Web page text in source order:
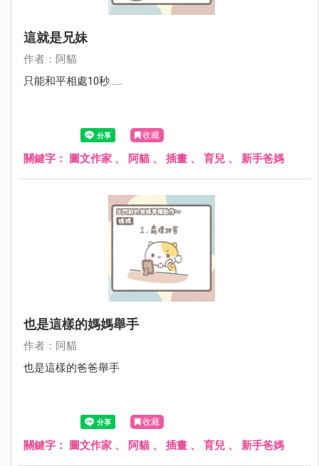
這就是兄妹
作者：阿貓
只能和平相處10秒......
收藏
關鍵字： 圖文作家 、 阿貓 、 插畫 、 育兒 、 新手爸媽
也是這樣的媽媽舉手
作者：阿貓
也是這樣的爸爸舉手
收藏
關鍵字： 圖文作家 、 阿貓 、 插畫 、 育兒 、 新手爸媽